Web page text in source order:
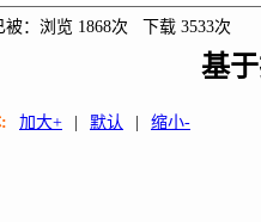
被：浏览 1868次 下载 3533次
基
加大+ 默认 缩小-